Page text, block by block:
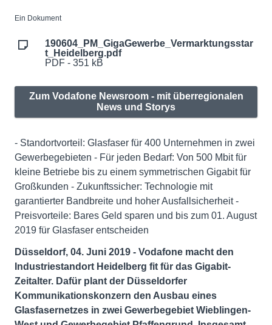
Ein Dokument
190604_PM_GigaGewerbe_Vermarktungsstar
t_Heidelberg.pdf
PDF - 351 kB
Zum Vodafone Newsroom - mit überregionalen
News und Storys
- Standortvorteil: Glasfaser für 400 Unternehmen in zwei
Gewerbegebieten - Für jeden Bedarf: Von 500 Mbit für
kleine Betriebe bis zu einem symmetrischen Gigabit für
Großkunden - Zukunftssicher: Technologie mit
garantierter Bandbreite und hoher Ausfallsicherheit -
Preisvorteile: Bares Geld sparen und bis zum 01. August
2019 für Glasfaser entscheiden
Düsseldorf, 04. Juni 2019 - Vodafone macht den
Industriestandort Heidelberg fit für das Gigabit-
Zeitalter. Dafür plant der Düsseldorfer
Kommunikationskonzern den Ausbau eines
Glasfasernetzes in zwei Gewerbegebiet Wieblingen-